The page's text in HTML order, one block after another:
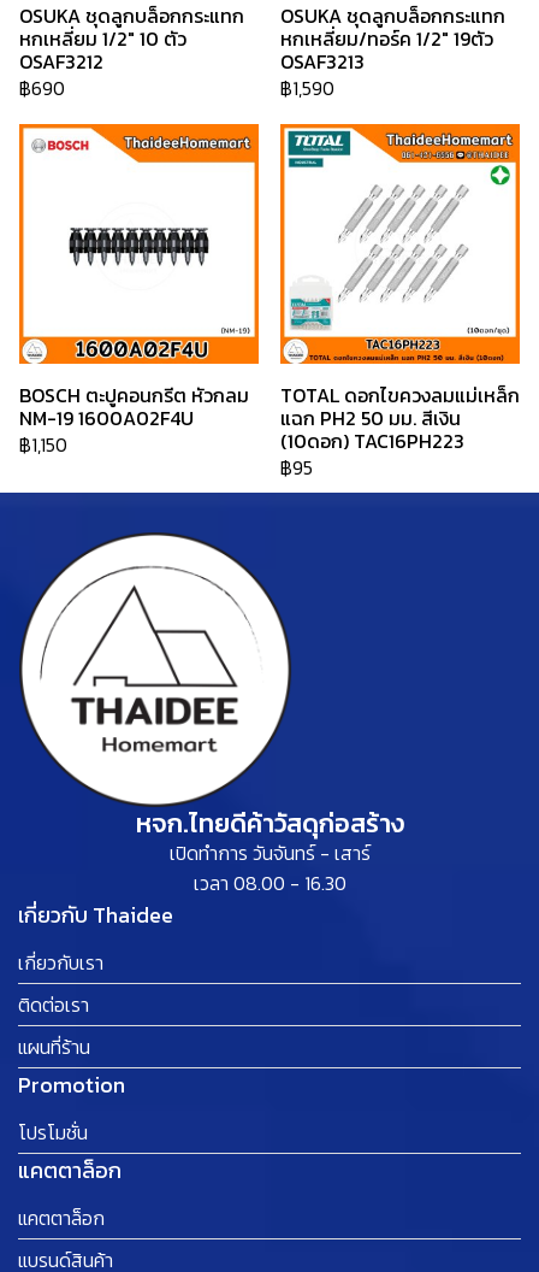
OSUKA ชุดลูกบล็อกกระแทก
หกเหลี่ยม 1/2" 10 ตัว
OSAF3212
฿690
OSUKA ชุดลูกบล็อกกระแทก
หกเหลี่ยม/ทอร์ค 1/2" 19ตัว
OSAF3213
฿1,590
BOSCH ตะปูคอนกรีต หัวกลม
NM-19 1600A02F4U
฿1,150
TOTAL ดอกไขควงลมแม่เหล็ก
แฉก PH2 50 มม. สีเงิน
(10ดอก) TAC16PH223
฿95
หจก.ไทยดีค้าวัสดุก่อสร้าง
เปิดทำการ วันจันทร์ - เสาร์
เวลา 08.00 - 16.30
เกี่ยวกับ Thaidee
เกี่ยวกับเรา
ติดต่อเรา
แผนที่ร้าน
Promotion
โปรโมชั่น
แคตตาล็อก
แคตตาล็อก
แบรนด์สินค้า